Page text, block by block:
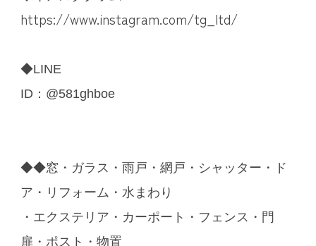
https://www.instagram.com/tg_ltd/
◆LINE
ID：@581ghboe
◆◆窓・ガラス・雨戸・網戸・シャッター・ド
ア・リフォーム・水まわり
・エクステリア・カーポート・フェンス・門
扉・ポスト・物置